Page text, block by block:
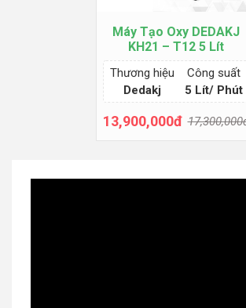
Máy Tạo Oxy DEDAKJ
KH21 – T12 5 Lít
Thương hiệu
Dedakj
Công suất
5 Lít/ Phút
13,900,000đ